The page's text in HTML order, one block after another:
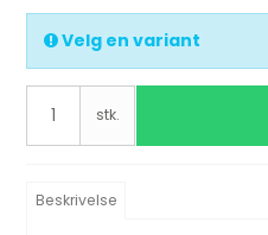
Velg en variant
stk.
Beskrivelse